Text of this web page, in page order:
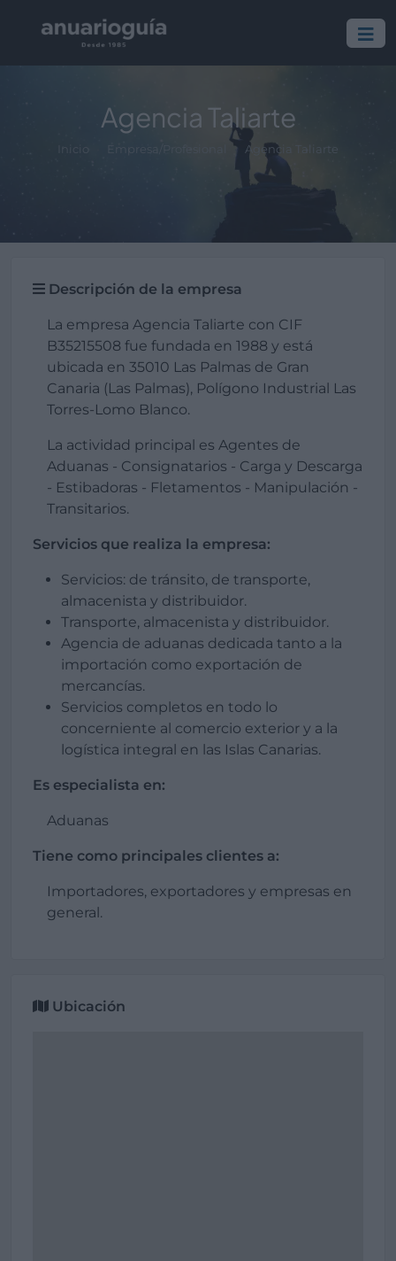
Agencia Taliarte
Agencia Taliarte
Descripción de la empresa
La empresa Agencia Taliarte con CIF
B35215508 fue fundada en 1988 y está
ubicada en 35010 Las Palmas de Gran
Canaria (Las Palmas), Polígono Industrial Las
Torres-Lomo Blanco.
La actividad principal es Agentes de
Aduanas - Consignatarios - Carga y Descarga
- Estibadoras - Fletamentos - Manipulación -
Transitarios.
Servicios que realiza la empresa:
Servicios: de tránsito, de transporte,
almacenista y distribuidor.
Transporte, almacenista y distribuidor.
Agencia de aduanas dedicada tanto a la
importación como exportación de
mercancías.
Servicios completos en todo lo
concerniente al comercio exterior y a la
logística integral en las Islas Canarias.
Es especialista en:
Aduanas
Tiene como principales clientes a:
Importadores, exportadores y empresas en
general.
Ubicación